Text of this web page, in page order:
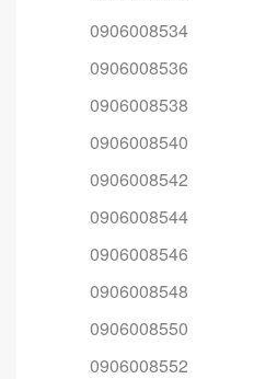
0906008534
0906008536
0906008538
0906008540
0906008542
0906008544
0906008546
0906008548
0906008550
0906008552